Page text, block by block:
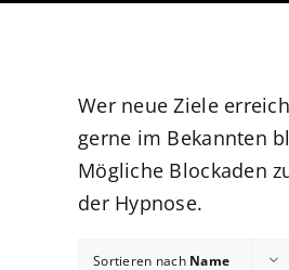
Wer neue Ziele
gerne im Bekannten
Mögliche Blockaden
der Hypnose.
Sortieren nach Name